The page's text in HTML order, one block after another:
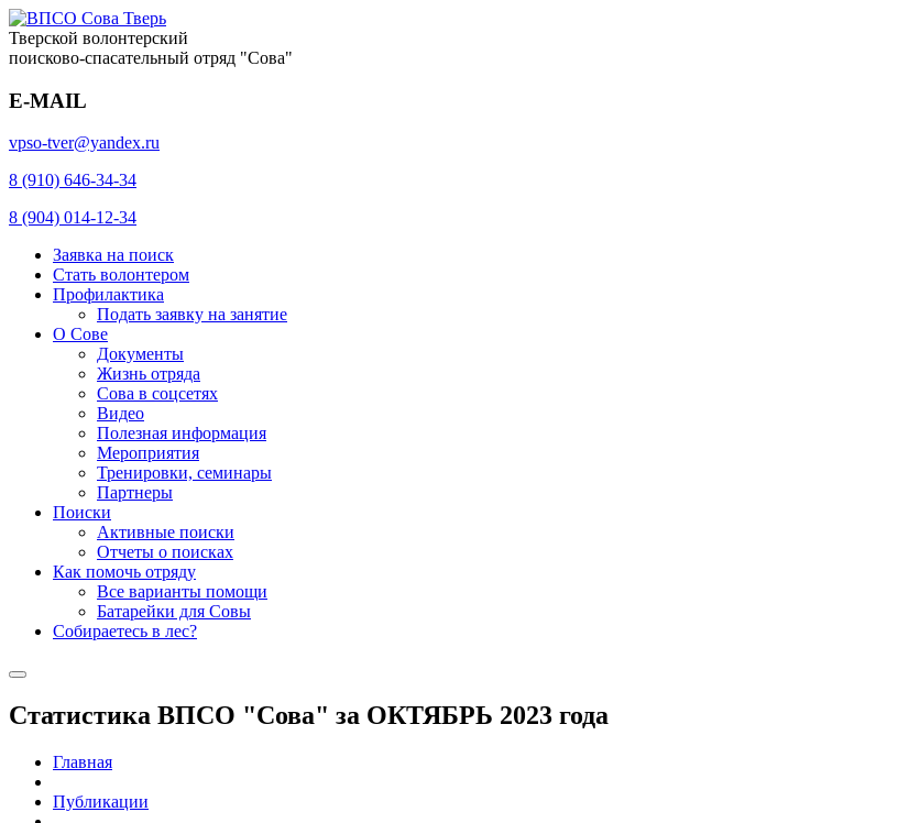
Тверской волонтерский
поисково-спасательный отряд "Сова"
E-MAIL
vpso-tver@yandex.ru
8 (910) 646-34-34
8 (904) 014-12-34
Заявка на поиск
Стать волонтером
Профилактика
Подать заявку на занятие
О Сове
Документы
Жизнь отряда
Сова в соцсетях
Видео
Полезная информация
Мероприятия
Тренировки, семинары
Партнеры
Поиски
Активные поиски
Отчеты о поисках
Как помочь отряду
Все варианты помощи
Батарейки для Совы
Собираетесь в лес?
Статистика ВПСО "Сова" за ОКТЯБРЬ 2023 года
Главная
Публикации